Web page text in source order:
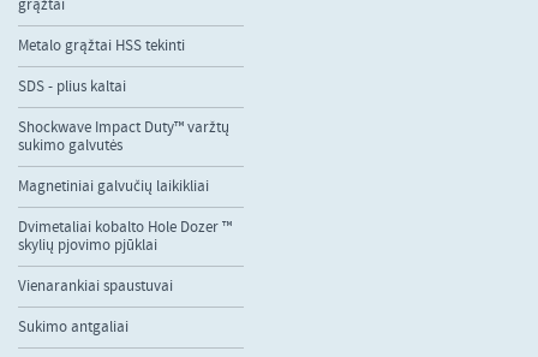
grąžtai
Metalo grąžtai HSS tekinti
SDS - plius kaltai
Shockwave Impact Duty™ varžtų
sukimo galvutės
Magnetiniai galvučių laikikliai
Dvimetaliai kobalto Hole Dozer ™
skylių pjovimo pjūklai
Vienarankiai spaustuvai
Sukimo antgaliai